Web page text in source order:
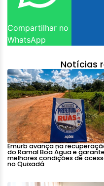
Compartilhar no
WhatsApp
Notícias
Emurb avança na
do Ramal Boa Água e
melhores condições de
no Quixadá